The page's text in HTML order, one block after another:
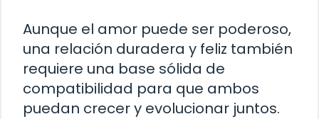
Aunque el amor puede ser poderoso,
una relación duradera y feliz también
requiere una base sólida de
compatibilidad para que ambos
puedan crecer y evolucionar juntos.